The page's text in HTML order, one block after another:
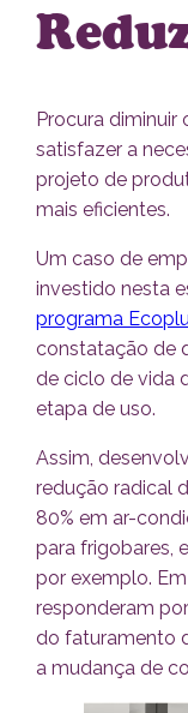
Procura
satisfazer a
projeto de
mais eficientes.
Um caso de
investido nesta
programa
constatação de
de ciclo de vida
etapa de uso.
Assim,
redução radical
80% em ar-
para frigobares,
por exemplo.
responderam
do faturamento
a mudança de